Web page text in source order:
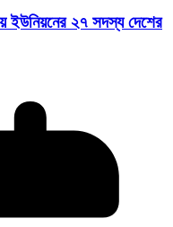
ইউনিয়নের ২৭ সদস্য দেশের